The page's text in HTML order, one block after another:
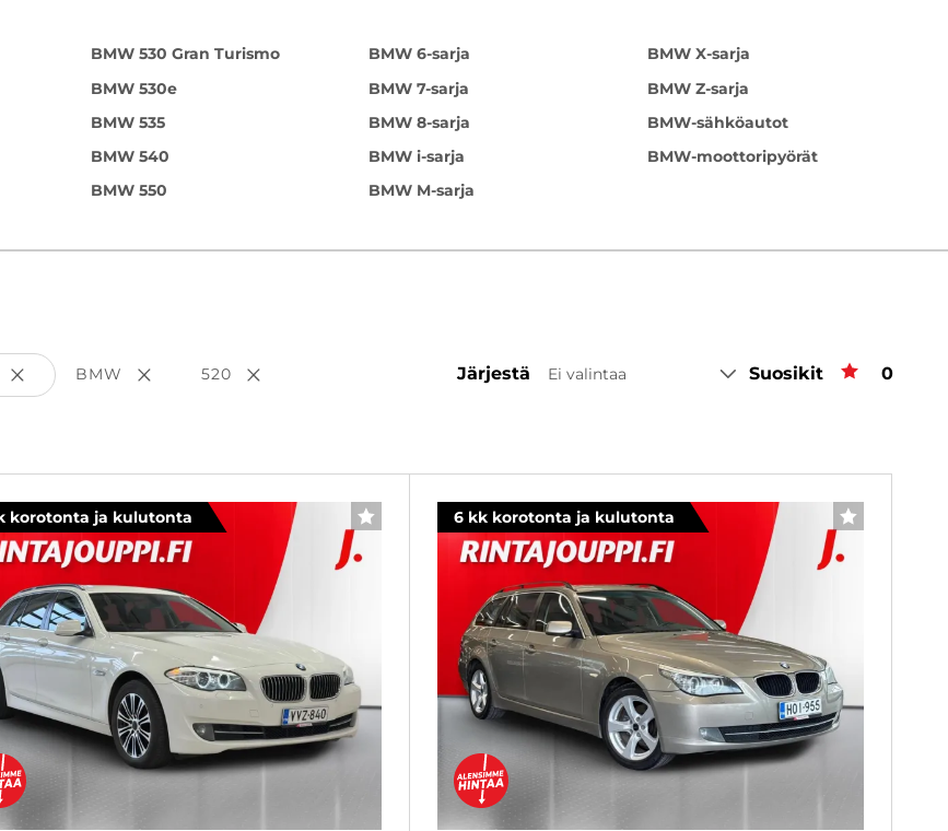
BMW 530 Gran Turismo
BMW 530e
BMW 535
BMW 540
BMW 550
BMW 6-sarja
BMW 7-sarja
BMW 8-sarja
BMW i-sarja
BMW M-sarja
BMW X-sarja
BMW Z-sarja
BMW-sähköautot
BMW-moottoripyörät
Poista valinta
BMW Poista valinta
520 Poista valinta Järjestä Ei valintaa Suosikit 0
korotonta ja kulutonta SUOSIKKI 6 kk korotonta ja kulutonta SUOSIKKI